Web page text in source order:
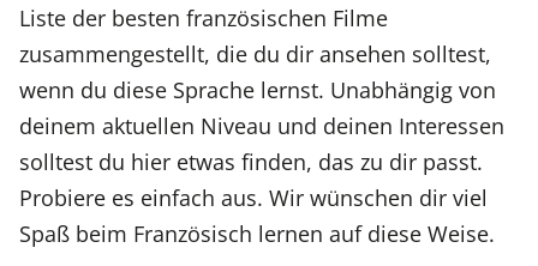
Liste der besten französischen Filme
zusammengestellt, die du dir ansehen solltest,
wenn du diese Sprache lernst. Unabhängig von
deinem aktuellen Niveau und deinen Interessen
solltest du hier etwas finden, das zu dir passt.
Probiere es einfach aus. Wir wünschen dir viel
Spaß beim Französisch lernen auf diese Weise.